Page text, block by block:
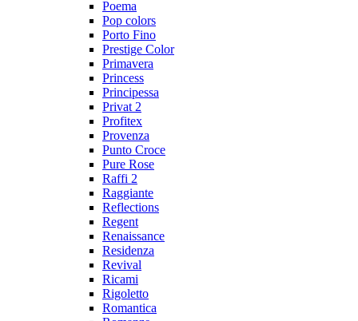
Poema
Pop colors
Porto Fino
Prestige Color
Primavera
Princess
Principessa
Privat 2
Profitex
Provenza
Punto Croce
Pure Rose
Raffi 2
Raggiante
Reflections
Regent
Renaissance
Residenza
Revival
Ricami
Rigoletto
Romantica